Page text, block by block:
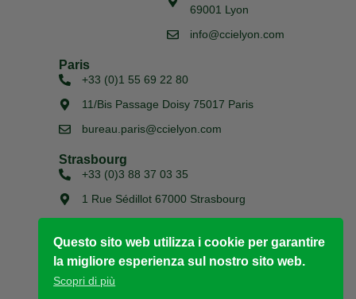
69001 Lyon
info@ccielyon.com
Paris
+33 (0)1 55 69 22 80
11/Bis Passage Doisy 75017 Paris
bureau.paris@ccielyon.com
Strasbourg
+33 (0)3 88 37 03 35
1 Rue Sédillot 67000 Strasbourg
Chambre de Commerce Italienne pour la France de
Questo sito web utilizza i cookie per garantire
la migliore esperienza sul nostro sito web.
Scopri di più